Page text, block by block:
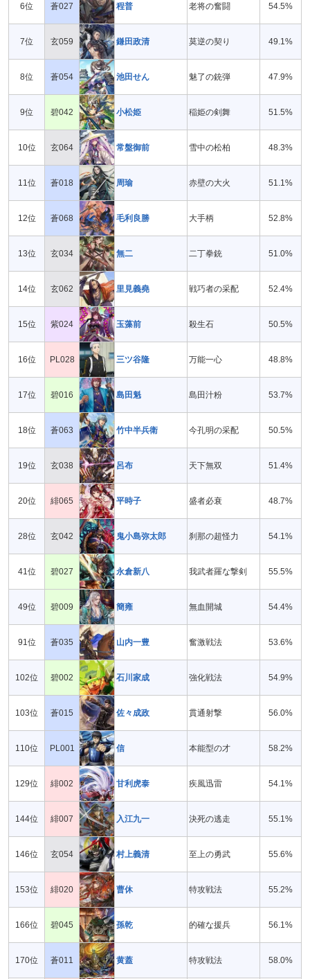
6位 蒼027 程普 老将の奮闘 54.5%
7位 玄059 鎌田政清 莫逆の契り 49.1%
8位 蒼054 池田せん 魅了の銃弾 47.9%
9位 碧042 小松姫 稲姫の剣舞 51.5%
10位 玄064 常盤御前 雪中の松柏 48.3%
11位 蒼018 周瑜 赤壁の大火 51.1%
12位 蒼068 毛利良勝 大手柄 52.8%
13位 玄034 無二 二丁拳銃 51.0%
14位 玄062 里見義堯 戦巧者の采配 52.4%
15位 紫024 玉藻前 殺生石 50.5%
16位 PL028 三ツ谷隆 万能一心 48.8%
17位 碧016 島田魁 島田汁粉 53.7%
18位 蒼063 竹中半兵衛 今孔明の采配 50.5%
19位 玄038 呂布 天下無双 51.4%
20位 緋065 平時子 盛者必衰 48.7%
28位 玄042 鬼小島弥太郎 刹那の超怪力 54.1%
41位 碧027 永倉新八 我武者羅な撃剣 55.5%
49位 碧009 簡雍 無血開城 54.4%
91位 蒼035 山内一豊 奮激戦法 53.6%
102位 碧002 石川家成 強化戦法 54.9%
103位 蒼015 佐々成政 貫通射撃 56.0%
110位 PL001 信 本能型の才 58.2%
129位 緋002 甘利虎泰 疾風迅雷 54.1%
144位 緋007 入江九一 決死の逃走 55.1%
146位 玄054 村上義清 至上の勇武 55.6%
153位 緋020 曹休 特攻戦法 55.2%
166位 碧045 孫乾 的確な援兵 56.1%
170位 蒼011 黄蓋 特攻戦法 58.0%